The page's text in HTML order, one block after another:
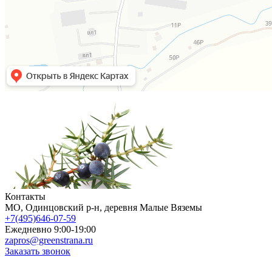
Контакты
МO, Одинцовский р-н, деревня Малые Вяземы
+7(495)646-07-59
Ежедневно 9:00-19:00
zapros@greenstrana.ru
Заказать звонок